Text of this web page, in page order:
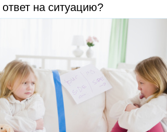
на ситуацию?